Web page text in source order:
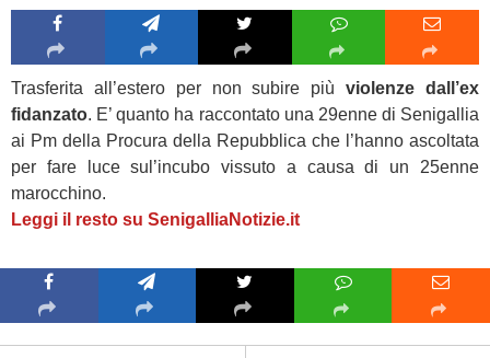
Trasferita all’estero per non subire piùviolenze dall’ex
fidanzato. E’ quanto ha raccontato una 29enne di Senigallia
ai Pm della Procura della Repubblica che l’hanno ascoltata
per fare luce sul’incubo vissuto a causa di un 25enne
marocchino.
Leggi il resto su SenigalliaNotizie.it